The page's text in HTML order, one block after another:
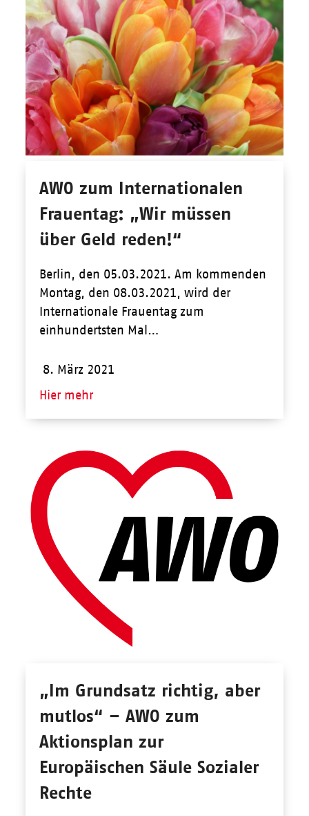
AWO zum Internationalen
Frauentag: „Wir müssen
über Geld reden!“
Berlin, den 05.03.2021. Am kommenden
Montag, den 08.03.2021, wird der
Internationale Frauentag zum
einhundertsten Mal…
8. März 2021
Hier mehr
„Im Grundsatz richtig, aber
mutlos“ – AWO zum
Aktionsplan zur
Europäischen Säule Sozialer
Rechte